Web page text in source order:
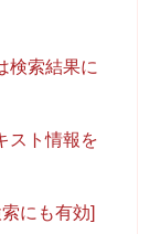
検索結果に
スト情報を
にも有効]